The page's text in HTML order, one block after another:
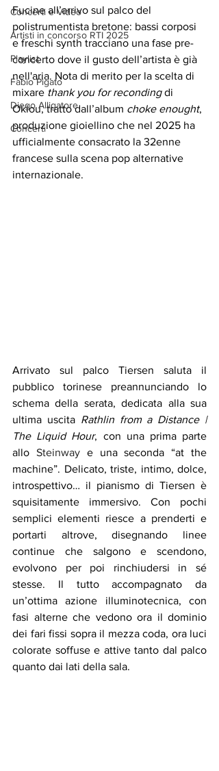
Concerti e Video
Artisti in concorso RTI 2025
Playlist
Fabio Pigato
Diego Alligatore
Concerti
Fucine all’arrivo sul palco del
polistrumentista bretone: bassi corposi
e freschi synth tracciano una fase pre-
concerto dove il gusto dell’artista è già
nell'aria. Nota di merito per la scelta di
mixare thank you for reconding di
Oklou, tratto dall’album choke enought,
produzione gioiellino che nel 2025 ha
ufficialmente consacrato la 32enne
francese sulla scena pop alternative
internazionale.
Arrivato sul palco Tiersen saluta il
pubblico torinese preannunciando lo
schema della serata, dedicata alla sua
ultima uscita Rathlin from a Distance |
The Liquid Hour, con una prima parte
allo Steinway e una seconda “at the
machine”. Delicato, triste, intimo, dolce,
introspettivo… il pianismo di Tiersen è
squisitamente immersivo. Con pochi
semplici elementi riesce a prenderti e
portarti altrove, disegnando linee
continue che salgono e scendono,
evolvono per poi rinchiudersi in sé
stesse. Il tutto accompagnato da
un’ottima azione illuminotecnica, con
fasi alterne che vedono ora il dominio
dei fari fissi sopra il mezza coda, ora luci
colorate soffuse e attive tanto dal palco
quanto dai lati della sala.